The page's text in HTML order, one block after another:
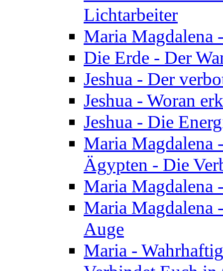
Lichtarbeiter
Maria Magdalena
Die Erde - Der
Jeshua - Der
Jeshua - Woran
Jeshua - Die
Maria Magdalena
Ägypten - Die
Maria Magdalena
Maria Magdalena
Auge
Maria -